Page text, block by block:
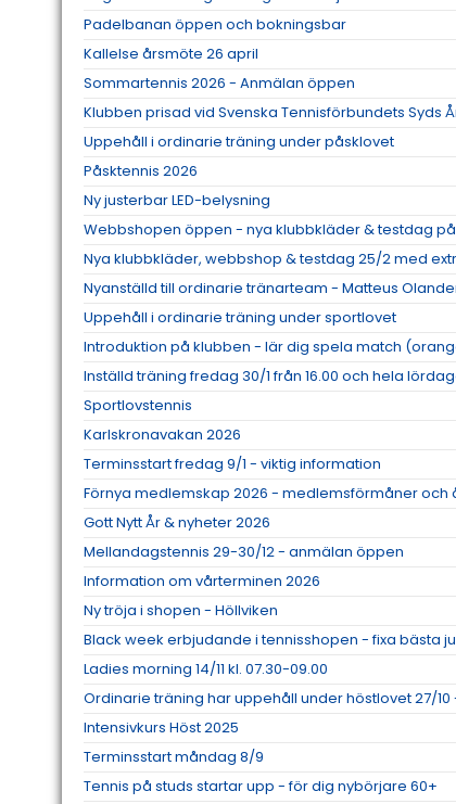
Padelbanan öppen och bokningsbar
Kallelse årsmöte 26 april
Sommartennis 2026 - Anmälan öppen
Klubben prisad vid Svenska Tennisförbundets Syds
Uppehåll i ordinarie träning under påsklovet
Påsktennis 2026
Ny justerbar LED-belysning
Webbshopen öppen - nya klubbkläder & testdag
Nya klubbkläder, webbshop & testdag 25/2 med
Nyanställd till ordinarie tränarteam - Matteus
Uppehåll i ordinarie träning under sportlovet
Introduktion på klubben - lär dig spela match
Inställd träning fredag 30/1 från 16.00 och hela
Sportlovstennis
Karlskronavakan 2026
Terminsstart fredag 9/1 - viktig information
Förnya medlemskap 2026 - medlemsförmåner
Gott Nytt År & nyheter 2026
Mellandagstennis 29-30/12 - anmälan öppen
Information om vårterminen 2026
Ny tröja i shopen - Höllviken
Black week erbjudande i tennisshopen - fixa bästa
Ladies morning 14/11 kl. 07.30-09.00
Ordinarie träning har uppehåll under höstlovet 27/10
Intensivkurs Höst 2025
Terminsstart måndag 8/9
Tennis på studs startar upp - för dig nybörjare 60+